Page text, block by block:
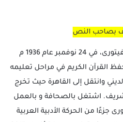
بصاحب النص
ولد محمد مفتاح رجب الفيتورى، في 24 نوفمبر عام 1936 م
القرآن الكريم في مراحل تعليمه
وانتقل إلى القاهرة حيث تخرج
اشتغل بالصحافة و بالعمل
جزءًا من الحركة الأدبية العربية